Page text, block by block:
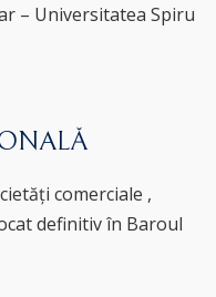
– Universitatea Spiru
comerciale ,
definitiv în Baroul